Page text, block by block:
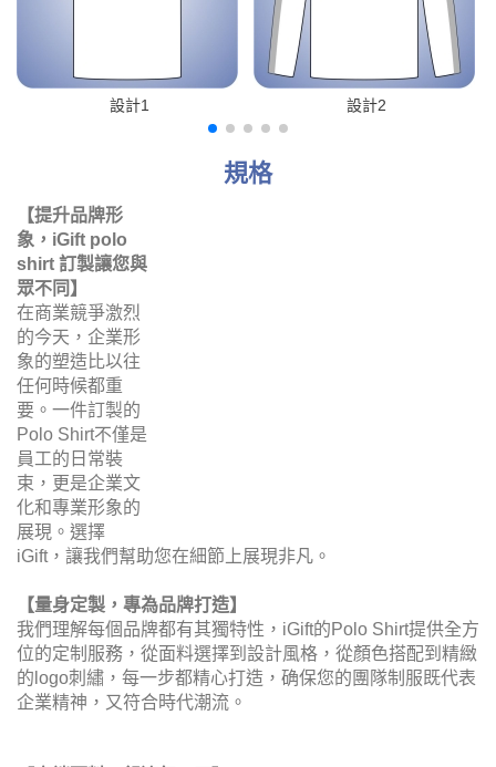
設計1 設計2
規格
【提升品牌形象，iGift polo shirt 訂製讓您與眾不同】
在商業競爭激烈的今天，企業形象的塑造比以往任何時候都
重要。一件訂製的Polo Shirt不僅是員工的日常裝束，更是
企業文化和專業形象的展現。選擇iGift，讓我們幫助您在細
節上展現非凡。
我們理解每個品牌都有其獨特性，iGift的Polo Shirt提供全方
位的定制服務，從面料選擇到設計風格，從顏色搭配到精緻
的logo刺繡，每一步都精心打造，确保您的團隊制服既代表
企業精神，又符合時代潮流。